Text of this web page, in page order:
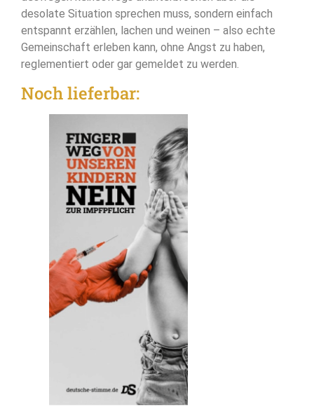
desolate Situation sprechen muss, sondern einfach
entspannt erzählen, lachen und weinen – also echte
Gemeinschaft erleben kann, ohne Angst zu haben,
reglementiert oder gar gemeldet zu werden.
Noch lieferbar: